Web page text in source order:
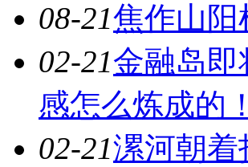
08-21焦作山
02-21金融岛即
感怎么炼成的！
02-21漯河朝着